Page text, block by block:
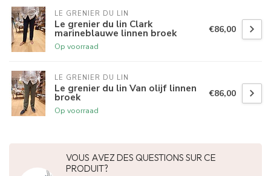
LE GRENIER DU LIN
Le grenier du lin Clark
marineblauwe linnen broek
Op voorraad
€86,00
LE GRENIER DU LIN
Le grenier du lin Van olijf linnen
broek
Op voorraad
€86,00
VOUS AVEZ DES QUESTIONS SUR CE
PRODUIT?